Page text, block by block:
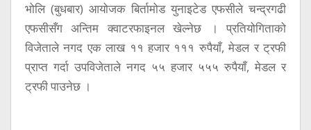
भोलि (बुधबार) आयोजक बिर्तामोड युनाइटेड एफसीले चन्द्रगढी
एफसीसँग अन्तिम क्वाटरफाइनल खेल्नेछ । प्रतियोगिताको
विजेताले नगद एक लाख ११ हजार १११ रुपैयाँ, मेडल र ट्रफी
प्राप्त गर्दा उपविजेताले नगद ५५ हजार ५५५ रुपैयाँ, मेडल र
ट्रफी पाउनेछ ।